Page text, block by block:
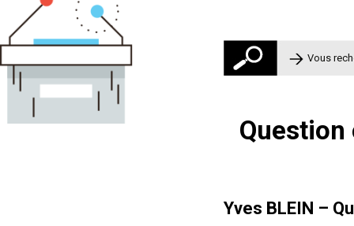
Rechercher
Question
Yves BLEIN –